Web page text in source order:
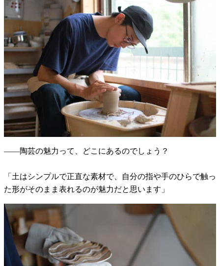
——陶芸の魅力って、どこにあるのでしょう？
「土はシンプルで正直な素材で、自分の指や手のひらで触っ
た形がそのまま表れるのが魅力だと思います」